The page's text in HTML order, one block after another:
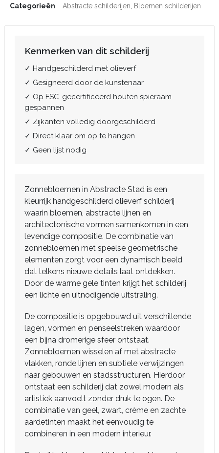
Categorieën
Abstracte schilderijen Bloemen schilderijen
Kenmerken van dit schilderij
✓ Handgeschilderd met olieverf
✓ Gesigneerd door de kunstenaar
✓ Op FSC-gecertificeerd houten spieraam
gespannen
✓ Zijkanten volledig doorgeschilderd
✓ Direct klaar om op te hangen
✓ Geen lijst nodig
Zonnebloemen in Abstracte Stad is een
kleurrijk handgeschilderd olieverf schilderij
waarin bloemen, abstracte lijnen en
architectonische vormen samenkomen in een
levendige compositie. De combinatie van
zonnebloemen met speelse geometrische
elementen zorgt voor een dynamisch beeld
dat telkens nieuwe details laat ontdekken.
Door de warme gele tinten krijgt het schilderij
een lichte en uitnodigende uitstraling.
De compositie is opgebouwd uit verschillende
lagen, vormen en penseelstreken waardoor
een bijna dromerige sfeer ontstaat.
Zonnebloemen wisselen af met abstracte
vlakken, ronde lijnen en subtiele verwijzingen
naar gebouwen en stadsstructuren. Hierdoor
ontstaat een schilderij dat zowel modern als
artistiek aanvoelt zonder druk te ogen. De
combinatie van geel, zwart, crème en zachte
aardetinten maakt het eenvoudig te
combineren in een modern interieur.